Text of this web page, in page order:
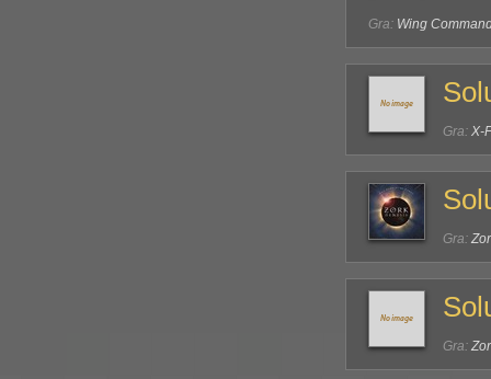
Gra: Wing
Gra: X-
Gra:
Gra: